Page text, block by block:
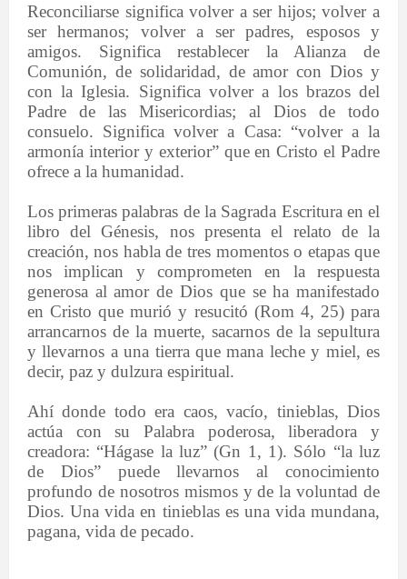
Reconciliarse significa volver a ser hijos; volver a
ser hermanos; volver a ser padres, esposos y
amigos. Significa restablecer la Alianza de
Comunión, de solidaridad, de amor con Dios y
con la Iglesia. Significa volver a los brazos del
Padre de las Misericordias; al Dios de todo
consuelo. Significa volver a Casa: “volver a la
armonía interior y exterior” que en Cristo el Padre
ofrece a la humanidad.
Los primeras palabras de la Sagrada Escritura en el
libro del Génesis, nos presenta el relato de la
creación, nos habla de tres momentos o etapas que
nos implican y comprometen en la respuesta
generosa al amor de Dios que se ha manifestado
en Cristo que murió y resucitó (Rom 4, 25) para
arrancarnos de la muerte, sacarnos de la sepultura
y llevarnos a una tierra que mana leche y miel, es
decir, paz y dulzura espiritual.
Ahí donde todo era caos, vacío, tinieblas, Dios
actúa con su Palabra poderosa, liberadora y
creadora: “Hágase la luz” (Gn 1, 1). Sólo “la luz
de Dios” puede llevarnos al conocimiento
profundo de nosotros mismos y de la voluntad de
Dios. Una vida en tinieblas es una vida mundana,
pagana, vida de pecado.